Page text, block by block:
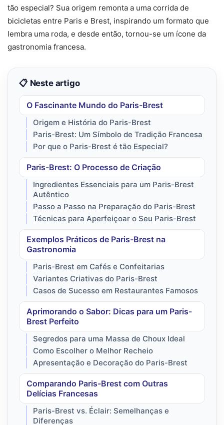
tão especial? Sua origem remonta a uma corrida de
bicicletas entre Paris e Brest, inspirando um formato que
lembra uma roda, e desde então, tornou-se um ícone da
gastronomia francesa.
📋 Neste artigo
O Fascinante Mundo do Paris-Brest
Origem e História do Paris-Brest
Paris-Brest: Um Símbolo de Tradição Francesa
Por que o Paris-Brest é tão Especial?
Paris-Brest: O Processo de Criação
Ingredientes Essenciais para um Paris-Brest
Autêntico
Passo a Passo na Preparação do Paris-Brest
Técnicas para Aperfeiçoar o Seu Paris-Brest
Exemplos Práticos de Paris-Brest na
Gastronomia
Paris-Brest em Cafés e Confeitarias
Variantes Criativas do Paris-Brest
Casos de Sucesso em Restaurantes Famosos
Aprimorando o Sabor: Dicas para um Paris-
Brest Perfeito
Segredos para uma Massa de Choux Ideal
Como Escolher o Melhor Recheio
Apresentação e Decoração do Paris-Brest
Comparando Paris-Brest com Outras
Delícias Francesas
Paris-Brest vs. Éclair: Semelhanças e
Diferenças